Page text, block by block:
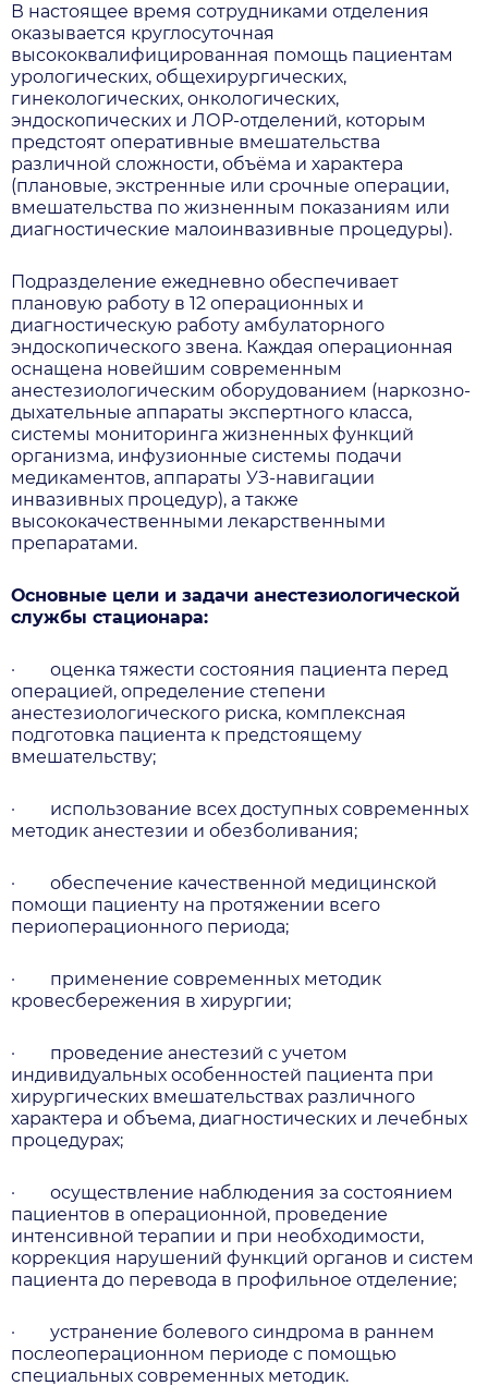
В настоящее время сотрудниками отделения
оказывается круглосуточная
высококвалифицированная помощь пациентам
урологических, общехирургических,
гинекологических, онкологических,
эндоскопических и ЛОР-отделений, которым
предстоят оперативные вмешательства
различной сложности, объёма и характера
(плановые, экстренные или срочные операции,
вмешательства по жизненным показаниям или
диагностические малоинвазивные процедуры).
Подразделение ежедневно обеспечивает
плановую работу в 12 операционных и
диагностическую работу амбулаторного
эндоскопического звена. Каждая операционная
оснащена новейшим современным
анестезиологическим оборудованием (наркозно-
дыхательные аппараты экспертного класса,
системы мониторинга жизненных функций
организма, инфузионные системы подачи
медикаментов, аппараты УЗ-навигации
инвазивных процедур), а также
высококачественными лекарственными
препаратами.
Основные цели и задачи анестезиологической
службы стационара:
· оценка тяжести состояния пациента перед
операцией, определение степени
анестезиологического риска, комплексная
подготовка пациента к предстоящему
вмешательству;
· использование всех доступных современных
методик анестезии и обезболивания;
· обеспечение качественной медицинской
помощи пациенту на протяжении всего
периоперационного периода;
· применение современных методик
кровесбережения в хирургии;
· проведение анестезий с учетом
индивидуальных особенностей пациента при
хирургических вмешательствах различного
характера и объема, диагностических и лечебных
процедурах;
· осуществление наблюдения за состоянием
пациентов в операционной, проведение
интенсивной терапии и при необходимости,
коррекция нарушений функций органов и систем
пациента до перевода в профильное отделение;
· устранение болевого синдрома в раннем
послеоперационном периоде с помощью
специальных современных методик.